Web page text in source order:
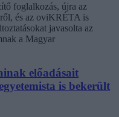
foglalkozás, újra az
és az oviKRÉTA is
javasolta az
a Magyar
előadásait
is bekerült